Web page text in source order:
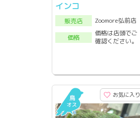
インコ
販売店
Zoomore弘前店
価格
価格は店頭でご
確認ください。
お気に入り